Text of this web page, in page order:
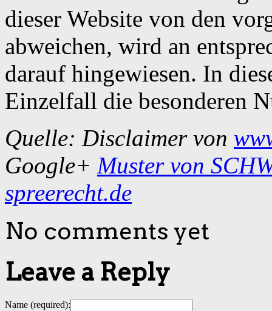
dieser Website von den
abweichen, wird an
darauf hingewiesen. In
Einzelfall die besonderen
Quelle: Disclaimer von
Google+ Muster von
spreerecht.de
No comments yet
Leave a Reply
Name (required):